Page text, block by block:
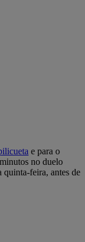
e para o
no duelo
quinta-feira, antes de